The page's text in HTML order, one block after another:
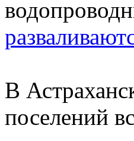
В
поселений